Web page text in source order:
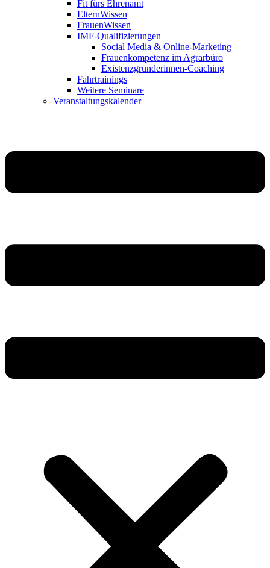
Fit fürs Ehrenamt
ElternWissen
FrauenWissen
IMF-Qualifizierungen
Social Media & Online-Marketing
Frauenkompetenz im Agrarbüro
Existenzgründerinnen-Coaching
Fahrtrainings
Weitere Seminare
Veranstaltungskalender